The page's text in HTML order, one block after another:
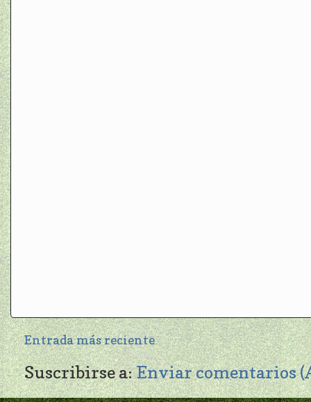
Entrada más reciente
Suscribirse a:Enviar comentarios